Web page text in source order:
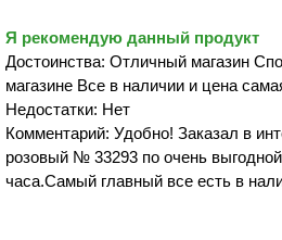
Я рекомендую данный продукт
Достоинства: Отличный магазин
магазине Все в наличии и цена
Недостатки: Нет
Комментарий: Удобно! Заказал в
розовый № 33293 по очень
часа.Самый главный все есть в